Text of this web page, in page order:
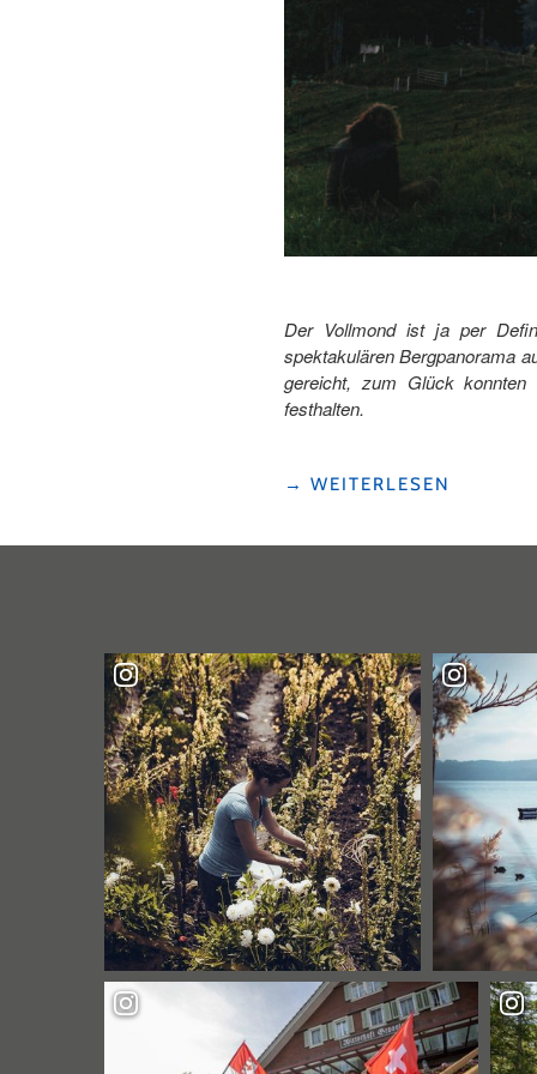
Der Vollmond ist ja per
spektakulären Bergpanorama
gereicht, zum Glück
festhalten.
"PINSEL-
→ WEITERLESEN